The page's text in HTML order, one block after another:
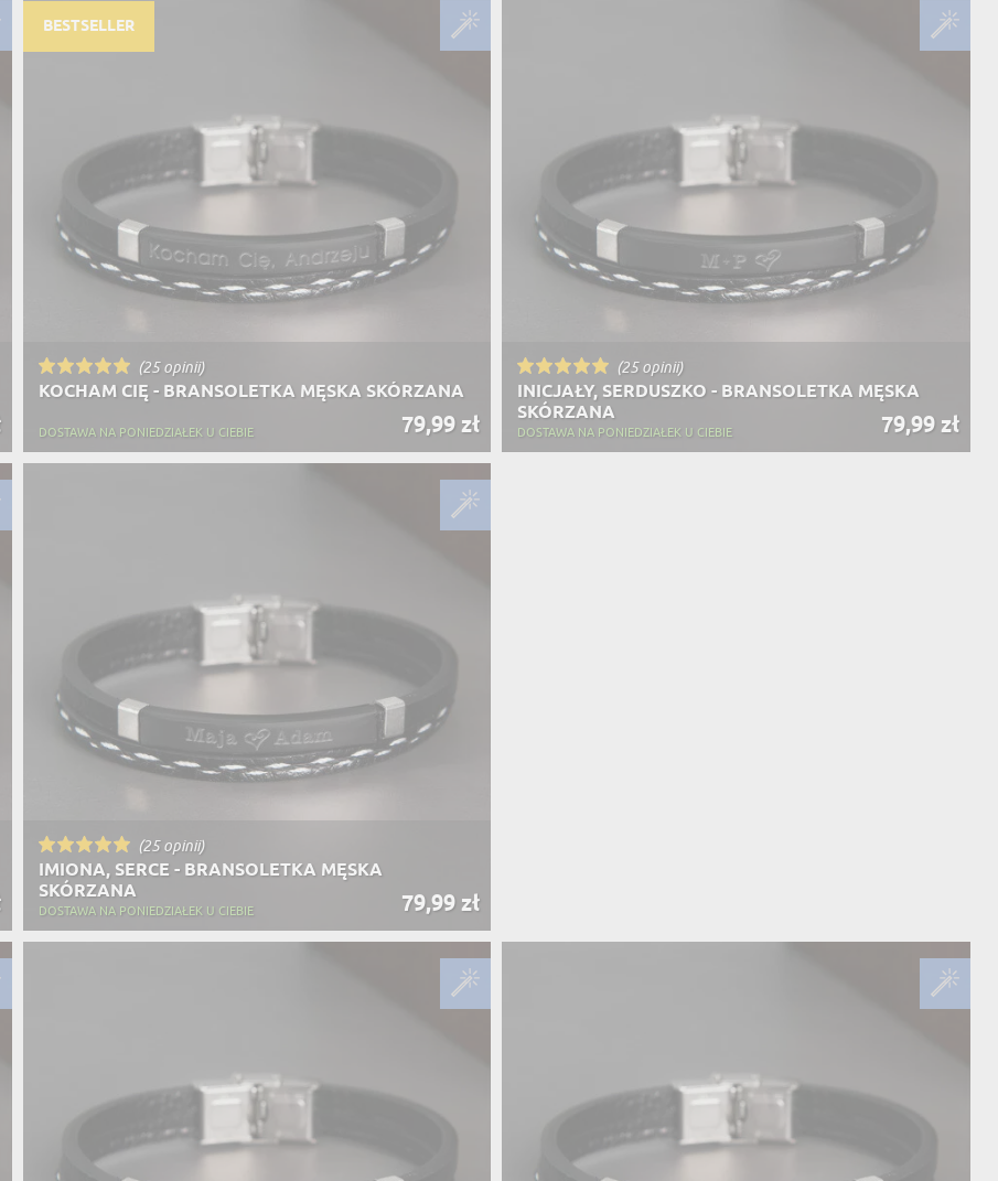
PODRÓŻNIKA
ROWERZYSTY
SENIORA
SPOŻYWCZE
(25 opinii)
KOCHAM CIĘ - BRANSOLETKA MĘSKA SKÓRZANA
79,99 zł
DOSTAWA NA PONIEDZIAŁEK U CIEBIE
BESTSELLER
(25 opinii)
INICJAŁY, SERDUSZKO - BRANSOLETKA MĘSKA
SKÓRZANA
79,99 zł
DOSTAWA NA PONIEDZIAŁEK U CIEBIE
(25 opinii)
IMIONA, SERCE - BRANSOLETKA MĘSKA
SKÓRZANA
79,99 zł
DOSTAWA NA PONIEDZIAŁEK U CIEBIE